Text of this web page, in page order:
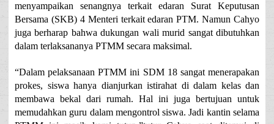
menyampaikan senangnya terkait edaran Surat Keputusan
Bersama (SKB) 4 Menteri terkait edaran PTM. Namun Cahyo
juga berharap bahwa dukungan wali murid sangat dibutuhkan
dalam terlaksananya PTMM secara maksimal.
“Dalam pelaksanaan PTMM ini SDM 18 sangat menerapakan
prokes, siswa hanya dianjurkan istirahat di dalam kelas dan
membawa bekal dari rumah. Hal ini juga bertujuan untuk
memudahkan guru dalam mengontrol siswa. Jadi kantin selama